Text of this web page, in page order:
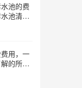
池的费
池清淤
(污水
范本)
用，一
的所有
一米多